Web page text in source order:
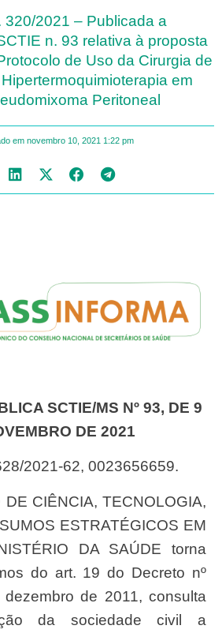
320/2021 – Publicada a
n. 93 relativa à proposta
de Uso da Cirurgia de
em
Peritoneal
em novembro 10, 2021 1:22 pm
DE 2021
2021-62, 0023656659.
ESTRATÉGICOS EM
DA SAÚDE torna
do art. 19 do Decreto nº
de 2011, consulta
da sociedade civil a